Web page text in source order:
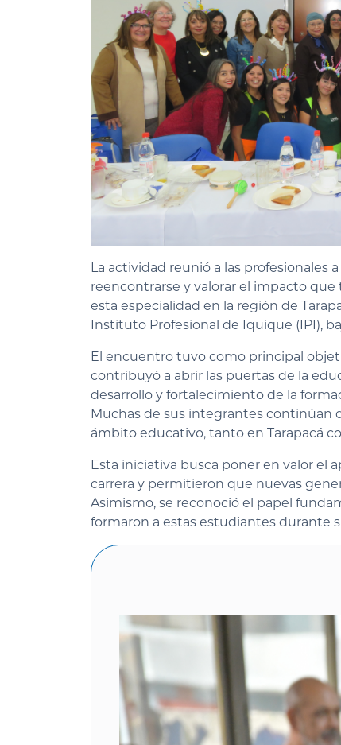
La actividad reunió a las profesionales
reencontrarse y valorar el impacto
esta especialidad en la región de
Instituto Profesional de Iquique (IPI),
El encuentro tuvo como principal
contribuyó a abrir las puertas de la
desarrollo y fortalecimiento de la
Muchas de sus integrantes continúan
ámbito educativo, tanto en Tarapacá
Esta iniciativa busca poner en valor el
carrera y permitieron que nuevas
Asimismo, se reconoció el papel
formaron a estas estudiantes durante